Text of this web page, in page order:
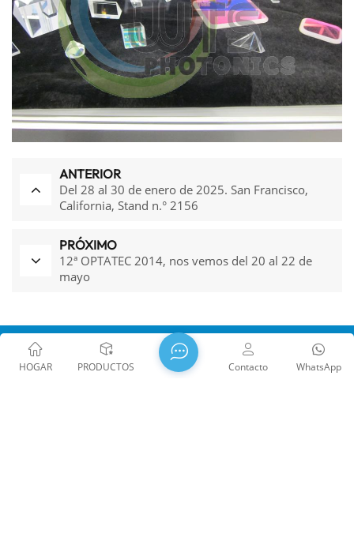
ANTERIOR
Del 28 al 30 de enero de 2025. San Francisco,
California, Stand n.° 2156
PRÓXIMO
12ª OPTATEC 2014, nos vemos del 20 al 22 de
mayo
HOGAR PRODUCTOS WhatsApp
Contacto